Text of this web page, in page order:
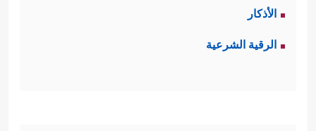
الأذكار
الرقية الشرعية